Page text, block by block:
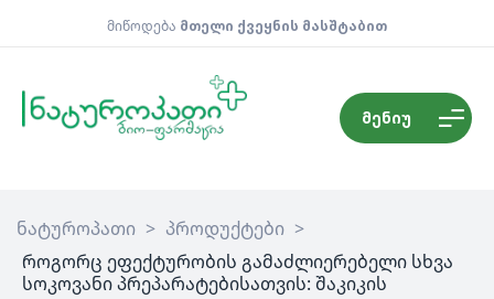
მიწოდება მთელი ქვეყნის მასშტაბით
მენიუ
ნატუროპათი > პროდუქტები >
როგორც ეფექტურობის გამაძლიერებელი სხვა
სოკოვანი პრეპარატებისათვის: შაკიკის